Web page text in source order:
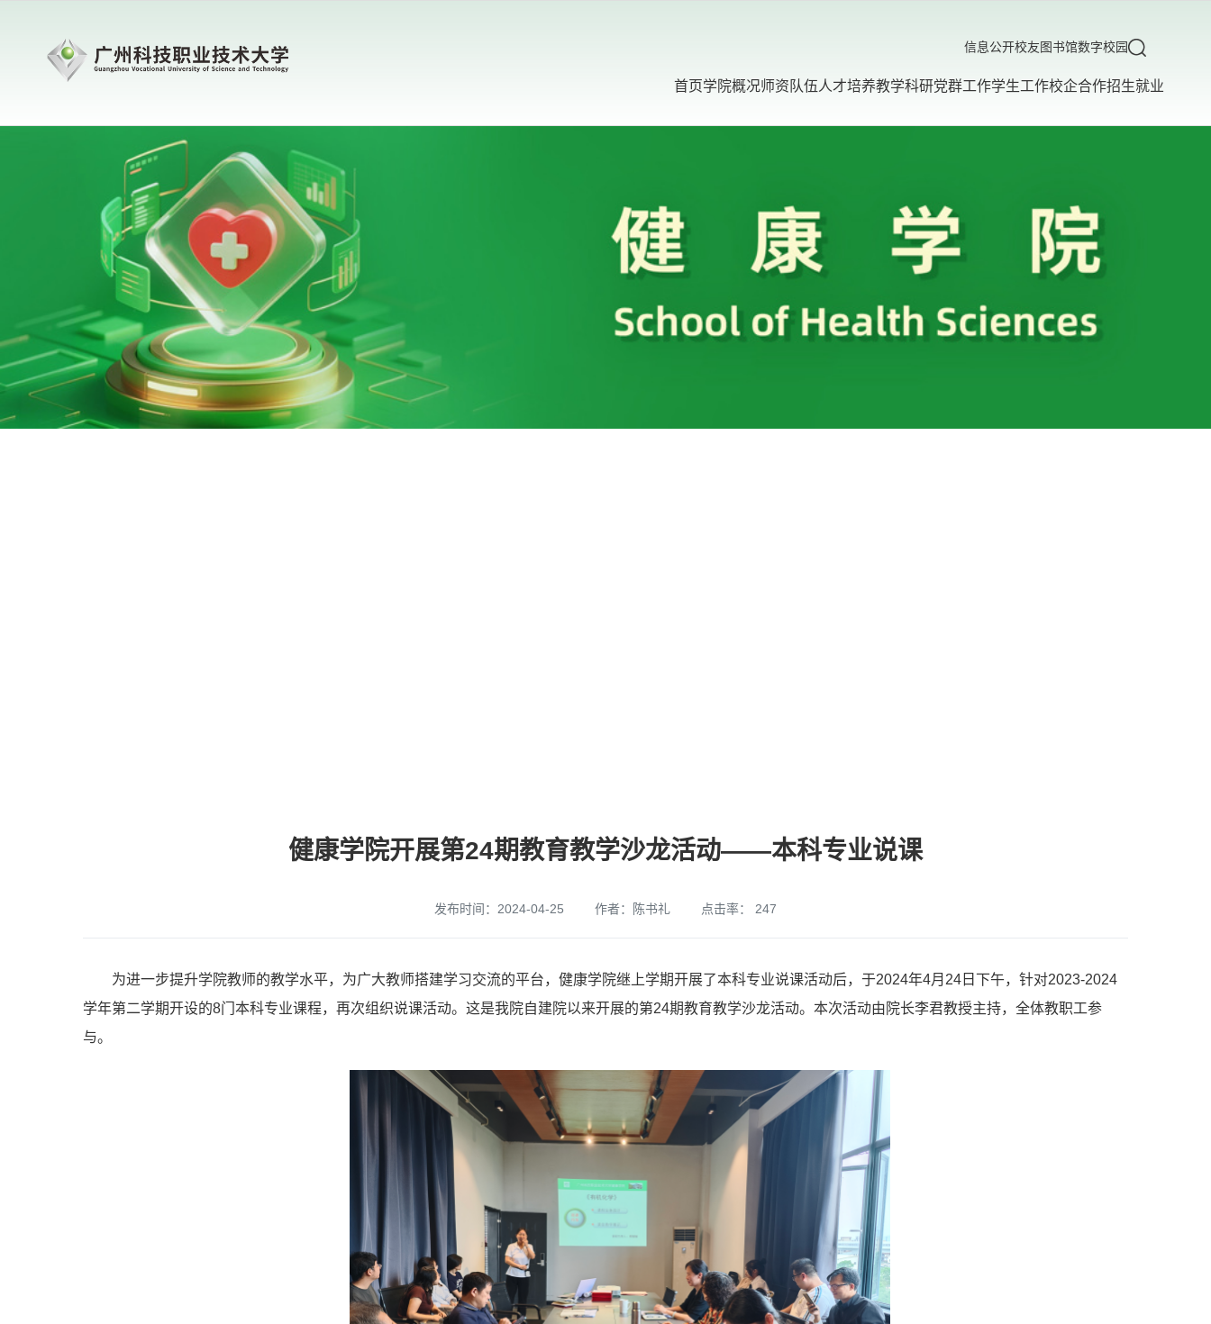
信息公开校友图书馆数字校园
首页学院概况师资队伍人才培养教学科研党群工作学生工作校企合作招生就业
健康学院开展第24期教育教学沙龙活动——本科专业说课
发布时间：2024-04-25 作者：陈书礼 点击率： 247
为进一步提升学院教师的教学水平，为广大教师搭建学习交流的平台，健康学院继上学期开展了本科专业说课活动后，于2024年4月24日下午，针对2023-2024
学年第二学期开设的8门本科专业课程，再次组织说课活动。这是我院自建院以来开展的第24期教育教学沙龙活动。本次活动由院长李君教授主持，全体教职工参
与。